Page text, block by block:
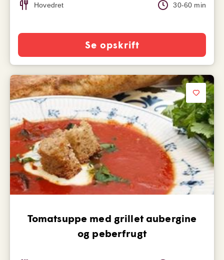
Hovedret 30-60 min
Se opskrift
Tomatsuppe med grillet aubergine
og peberfrugt